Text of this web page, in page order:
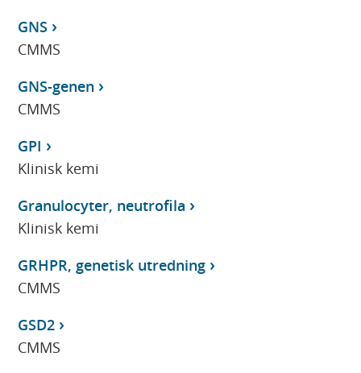
GNS
CMMS
GNS-genen
CMMS
GPI
Klinisk kemi
Granulocyter, neutrofila
Klinisk kemi
GRHPR, genetisk utredning
CMMS
GSD2
CMMS